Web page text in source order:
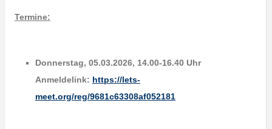
Termine:
Donnerstag, 05.03.2026, 14.00-16.40 Uhr
Anmeldelink: https://lets-
meet.org/reg/9681c63308af052181